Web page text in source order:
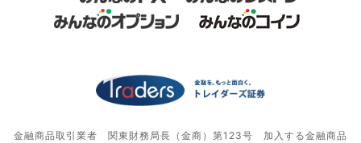
金融商品取引業者 関東財務局長（金商）第123号 加入する金融商品